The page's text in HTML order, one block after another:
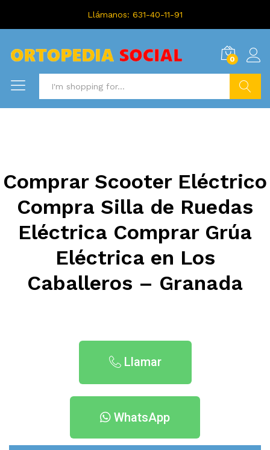
Llámanos: 631-40-11-91
0
Comprar Scooter Eléctrico
Compra Silla de Ruedas
Eléctrica Comprar Grúa
Eléctrica en Los
Caballeros – Granada
Llamar
WhatsApp